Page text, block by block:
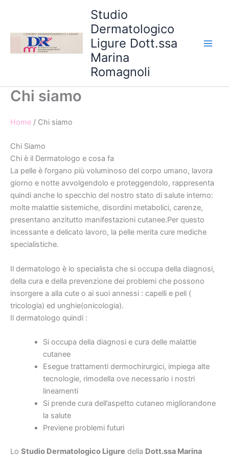
Studio
Dermatologico
Ligure Dott.ssa
Marina
Romagnoli
Chi siamo
Home / Chi siamo
Chi Siamo
Chi è il Dermatologo e cosa fa
La pelle è l’organo più voluminoso del corpo umano, lavora
giorno e notte avvolgendolo e proteggendolo, rappresenta
quindi anche lo specchio del nostro stato di salute interno:
molte malattie sistemiche, disordini metabolici, carenze,
presentano anzitutto manifestazioni cutanee.Per questo
incessante e delicato lavoro, la pelle merita cure mediche
specialistiche.
Il dermatologo è lo specialista che si occupa della diagnosi,
della cura e della prevenzione dei problemi che possono
insorgere a alla cute o ai suoi annessi : capelli e peli (
tricologia) ed unghie(onicologia).
Il dermatologo quindi :
Si occupa della diagnosi e cura delle malattie
cutanee
Esegue trattamenti dermochirurgici, impiega alte
tecnologie, rimodella ove necessario i nostri
lineamenti
Si prende cura dell’aspetto cutaneo migliorandone
la salute
Previene problemi futuri
Lo Studio Dermatologico Ligure della Dott.ssa Marina